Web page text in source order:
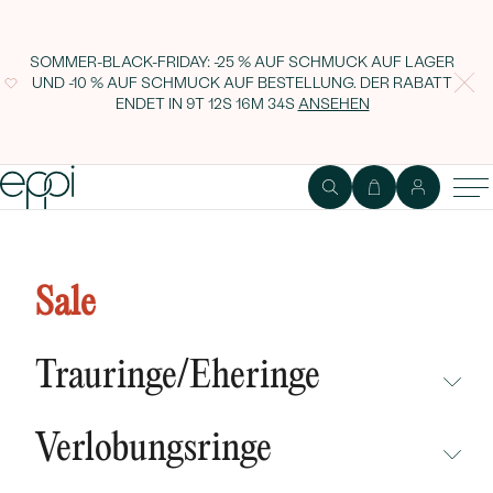
SOMMER-BLACK-FRIDAY: -25 % AUF SCHMUCK AUF LAGER
UND -10 % AUF SCHMUCK AUF BESTELLUNG. DER RABATT
ENDET IN 9T 12S 16M 33S ANSEHEN
Sale
Trauringe/Eheringe
NEUHEITEN
Verlobungsringe
und Lab Grown Diamanten
Rhiana